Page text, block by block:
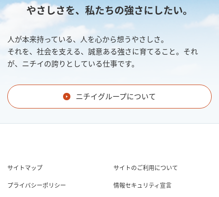
やさしさを、私たちの強さにしたい。
人が本来持っている、人を心から想うやさしさ。
それを、社会を支える、誠意ある強さに育てること。それ
が、ニチイの誇りとしている仕事です。
ニチイグループについて
サイトマップ
サイトのご利用について
プライバシーポリシー
情報セキュリティ宣言